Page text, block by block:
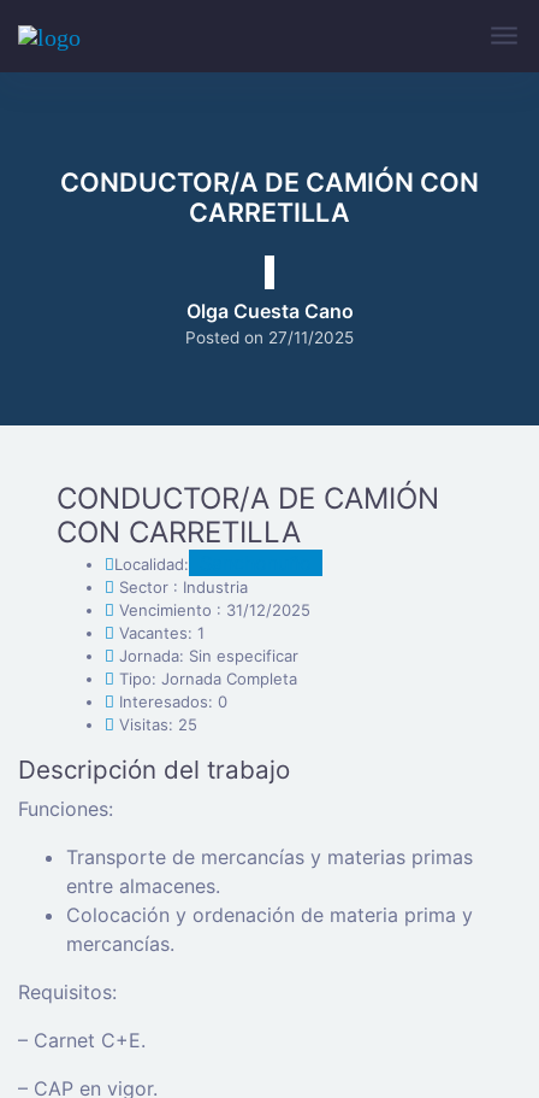
CONDUCTOR/A DE CAMIÓN CON
CARRETILLA
Posted on 27/11/2025
Olga Cuesta Cano
CONDUCTOR/A DE CAMIÓN
CON CARRETILLA
Localidad:
Sector : Industria
Vencimiento : 31/12/2025
Vacantes: 1
Jornada: Sin especificar
Tipo: Jornada Completa
Interesados: 0
Visitas: 25
Descripción del trabajo
Funciones:
Transporte de mercancías y materias primas
entre almacenes.
Colocación y ordenación de materia prima y
mercancías.
Requisitos:
– Carnet C+E.
– CAP en vigor.